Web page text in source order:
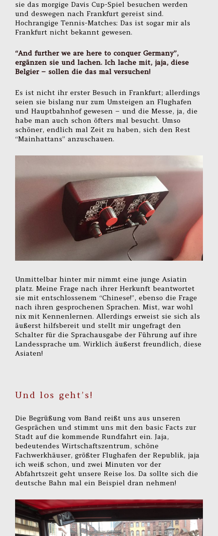
sie das morgige Davis Cup-Spiel besuchen werden
und deswegen nach Frankfurt gereist sind.
Hochrangige Tennis-Matches: Das ist sogar mir als
Frankfurt nicht bekannt gewesen.
“And further we are here to conquer Germany”,
ergänzen sie und lachen. Ich lache mit, jaja, diese
Belgier – sollen die das mal versuchen!
Es ist nicht ihr erster Besuch in Frankfurt; allerdings
seien sie bislang nur zum Umsteigen an Flughafen
und Hauptbahnhof gewesen – und die Messe, ja, die
habe man auch schon öfters mal besucht. Umso
schöner, endlich mal Zeit zu haben, sich den Rest
“Mainhattans” anzuschauen.
Unmittelbar hinter mir nimmt eine junge Asiatin
platz. Meine Frage nach ihrer Herkunft beantwortet
sie mit entschlossenem “Chinese!”, ebenso die Frage
nach ihren gesprochenen Sprachen. Mist, war wohl
nix mit Kennenlernen. Allerdings erweist sie sich als
äußerst hilfsbereit und stellt mir ungefragt den
Schalter für die Sprachausgabe der Führung auf ihre
Landessprache um. Wirklich äußerst freundlich, diese
Asiaten!
Und los geht’s!
Die Begrüßung vom Band reißt uns aus unseren
Gesprächen und stimmt uns mit den basic Facts zur
Stadt auf die kommende Rundfahrt ein. Jaja,
bedeutendes Wirtschaftszentrum, schöne
Fachwerkhäuser, größter Flughafen der Republik, jaja
ich weiß schon, und zwei Minuten vor der
Abfahrtszeit geht unsere Reise los. Da sollte sich die
deutsche Bahn mal ein Beispiel dran nehmen!